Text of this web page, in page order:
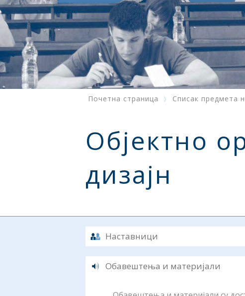
Почетна страница Списак предмета
Објектно
дизајн
Наставници
Обавештења и материјали